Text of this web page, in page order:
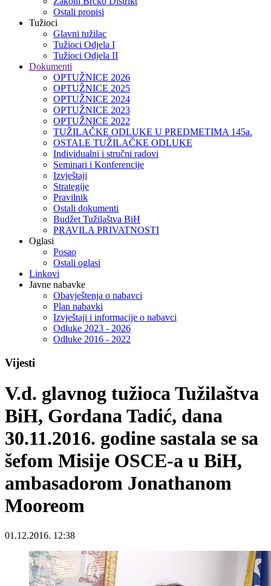
Ostali propisi
Tužioci
Glavni tužilac
Tužioci Odjela I
Tužioci Odjela II
Dokumenti
OPTUŽNICE 2026
OPTUŽNICE 2025
OPTUŽNICE 2024
OPTUŽNICE 2023
OPTUŽNICE 2022
TUŽILAČKE ODLUKE U PREDMETIMA 145a.
OSTALE TUŽILAČKE ODLUKE
Individualni i stručni radovi
Seminari i Konferencije
Izvještaji
Strategije
Pravilnik
Ostali dokumenti
Budžet Tužilaštva BiH
PRAVILA PRIVATNOSTI
Oglasi
Posao
Ostali oglasi
Linkovi
Javne nabavke
Obavještenja o nabavci
Plan nabavki
Izvještaji i informacije o nabavci
Odluke 2023 - 2026
Odluke 2016 - 2022
Vijesti
V.d. glavnog tužioca Tužilaštva
BiH, Gordana Tadić, dana
30.11.2016. godine sastala se sa
šefom Misije OSCE-a u BiH,
ambasadorom Jonathanom
Mooreom
01.12.2016. 12:38